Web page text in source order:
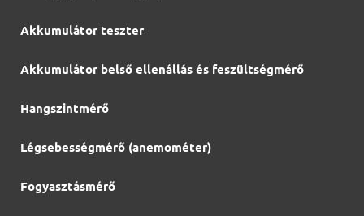
Akkumulátor teszter
Akkumulátor belső ellenállás és feszültségmérő
Hangszintmérő
Légsebességmérő (anemométer)
Fogyasztásmérő